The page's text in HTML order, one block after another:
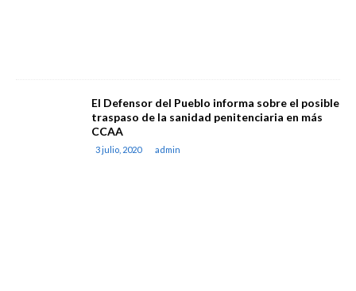
El Defensor del Pueblo informa sobre el posible
traspaso de la sanidad penitenciaria en más
CCAA
3 julio, 2020 admin